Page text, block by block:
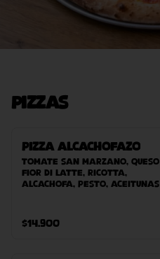
Pizzas
Pizza Alcachofazo
Tomate San Marzano, queso
Fior Di Latte, ricotta,
alcachofa, pesto, aceitunas
$14.900